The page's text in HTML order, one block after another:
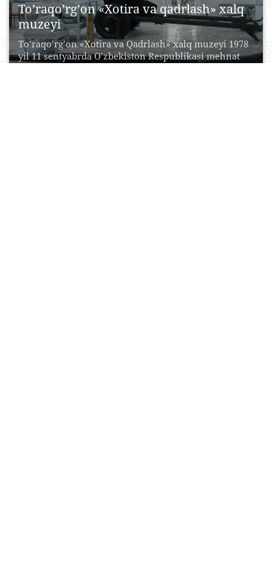
To’raqo’rg’on «Xotira va qadrlash» xalq
muzeyi
To’raqo’rg’on «Xotira va Qadrlash» xalq muzeyi 1978
yil 11 sentyabrda O’zbekiston Respublikasi mehnat